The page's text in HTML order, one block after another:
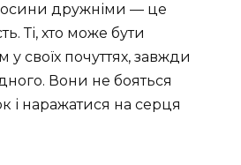
дружніми — це
Ті, хто може бути
своїх почуттях, завжди
Вони не бояться
і наражатися на серця